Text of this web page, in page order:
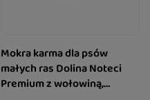
Mokra karma dla psów
małych ras Dolina Noteci
Premium z wołowiną,